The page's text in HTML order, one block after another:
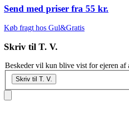
Send med priser fra 55 kr.
Køb fragt hos Gul&Gratis
Skriv til T. V.
Beskeder vil kun blive vist for ejeren af
Skriv til T. V.